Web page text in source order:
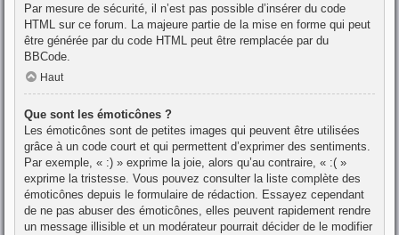
Par mesure de sécurité, il n’est pas possible d’insérer du code
HTML sur ce forum. La majeure partie de la mise en forme qui peut
être générée par du code HTML peut être remplacée par du
BBCode.
Haut
Que sont les émoticônes ?
Les émoticônes sont de petites images qui peuvent être utilisées
grâce à un code court et qui permettent d’exprimer des sentiments.
Par exemple, « :) » exprime la joie, alors qu’au contraire, « :( »
exprime la tristesse. Vous pouvez consulter la liste complète des
émoticônes depuis le formulaire de rédaction. Essayez cependant
de ne pas abuser des émoticônes, elles peuvent rapidement rendre
un message illisible et un modérateur pourrait décider de le modifier